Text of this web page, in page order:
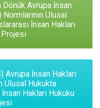
Avrupa İnsan
Ulusal
İnsan Hakları
Projesi
Avrupa İnsan Hakları
Ulusal Hukukta
Hakları Hukuku